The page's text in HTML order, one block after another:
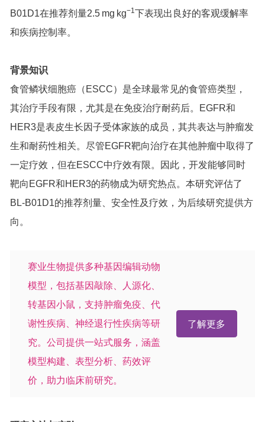
B01D1在推荐剂量2.5 mg kg−1下表现出良好的客观缓解率
和疾病控制率。
背景知识
食管鳞状细胞癌（ESCC）是全球最常见的食管癌类型，
其治疗手段有限，尤其是在免疫治疗耐药后。EGFR和
HER3是表皮生长因子受体家族的成员，其共表达与肿瘤发
生和耐药性相关。尽管EGFR靶向治疗在其他肿瘤中取得了
一定疗效，但在ESCC中疗效有限。因此，开发能够同时
靶向EGFR和HER3的药物成为研究热点。本研究评估了
BL-B01D1的推荐剂量、安全性及疗效，为后续研究提供方
向。
赛业生物提供多种基因编辑动物
模型，包括基因敲除、人源化、
转基因小鼠，支持肿瘤免疫、代
谢性疾病、神经退行性疾病等研
究。公司提供一站式服务，涵盖
模型构建、表型分析、药效评
价，助力临床前研究。
了解更多